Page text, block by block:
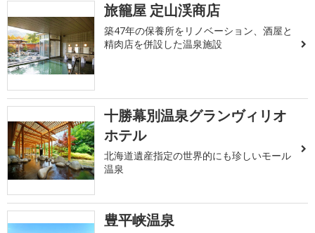
旅籠屋 定山渓商店
築47年の保養所をリノベーション、酒屋と
精肉店を併設した温泉施設
十勝幕別温泉グランヴィリオ
ホテル
北海道遺産指定の世界的にも珍しいモール
温泉
豊平峡温泉